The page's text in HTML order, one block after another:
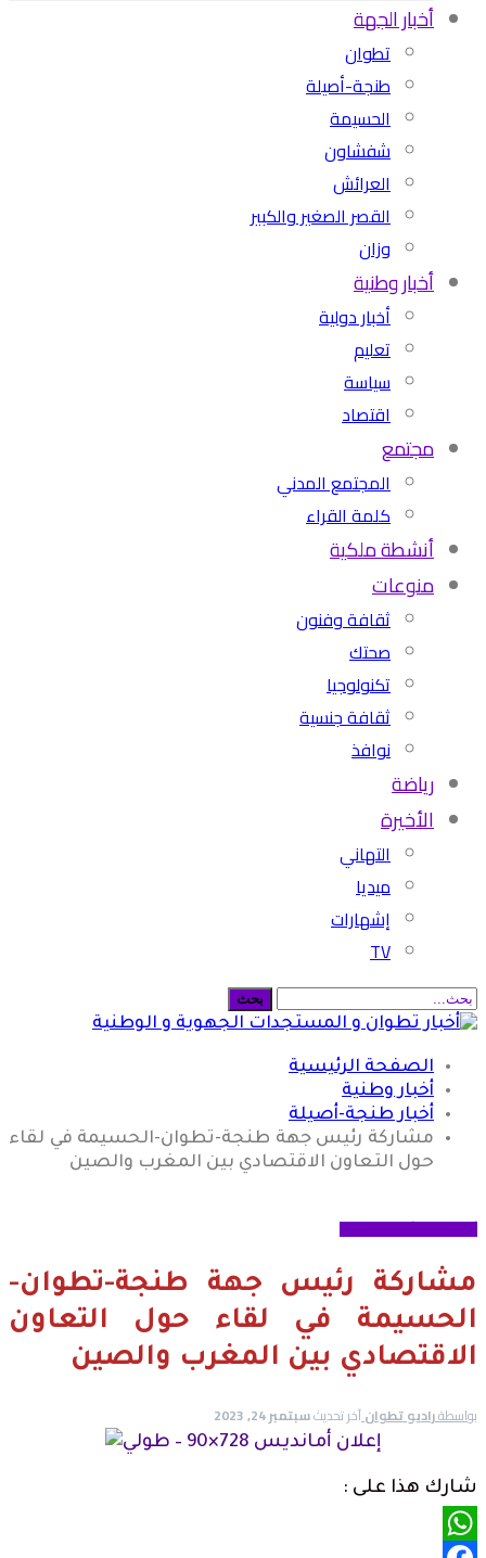
أخبار الجهة
تطوان
طنجة-أصيلة
الحسيمة
شفشاون
العرائش
القصر الصغير والكبير
وزان
أخبار وطنية
أخبار دولية
تعليم
سياسة
اقتصاد
مجتمع
المجتمع المدني
كلمة القراء
أنشطة ملكية
منوعات
ثقافة وفنون
صحتك
تكنولوجيا
ثقافة جنسية
نوافذ
رياضة
الأخيرة
التهاني
ميديا
إشهارات
TV
الصفحة الرئيسية
أخبار وطنية
أخبار طنجة-أصيلة
مشاركة رئيس جهة طنجة-تطوان-الحسيمة في لقاء
حول التعاون الاقتصادي بين المغرب والصين
مشاركة رئيس جهة طنجة-تطوان-
الحسيمة في لقاء حول التعاون
الاقتصادي بين المغرب والصين
بواسطةراديو تطوانآخر تحديثسبتمبر 24, 2023
شارك هذا على :